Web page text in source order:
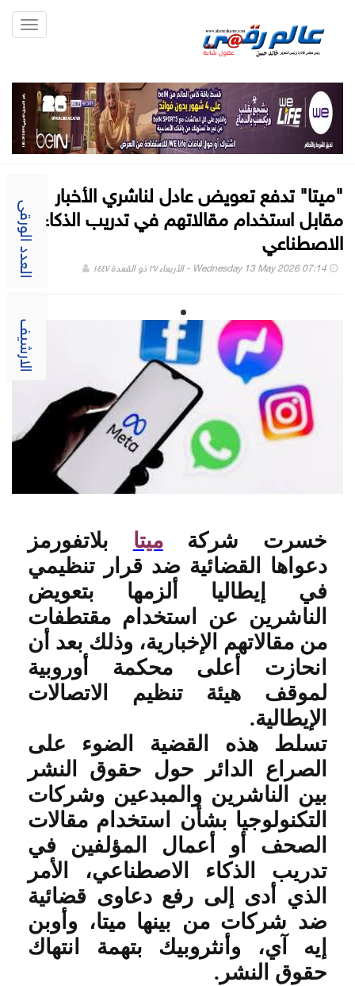
العدد الورقى
الارشيف
"ميتا" تدفع تعويض عادل لناشري الأخبار
مقابل استخدام مقالاتهم في تدريب الذكاء
الاصطناعي
Wednesday 13 May 2026 07:14 - الأربعاء ٢٧ ذو القعدة ١٤٤٧
خسرت شركةميتا
بلاتفورمز
دعواها القضائية ضد قرار تنظيمي
في إيطاليا ألزمها بتعويض
الناشرين عن استخدام مقتطفات
من مقالاتهم الإخبارية، وذلك بعد أن
انحازت أعلى محكمة أوروبية
لموقف هيئة تنظيم الاتصالات
الإيطالية.
تسلط هذه القضية الضوء على
الصراع الدائر حول حقوق النشر
بين الناشرين والمبدعين وشركات
التكنولوجيا بشأن استخدام مقالات
الصحف أو أعمال المؤلفين في
تدريب الذكاء الاصطناعي، الأمر
الذي أدى إلى رفع دعاوى قضائية
ضد شركات من بينها ميتا، وأوبن
إيه آي، وأنثروبيك بتهمة انتهاك
حقوق النشر .